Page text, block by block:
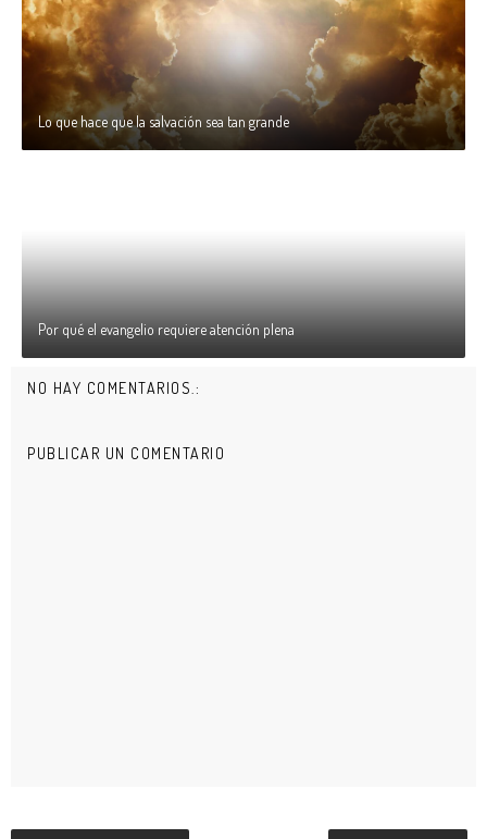
Lo que hace que la salvación sea tan grande
Por qué el evangelio requiere atención plena
NO HAY COMENTARIOS.:
PUBLICAR UN COMENTARIO